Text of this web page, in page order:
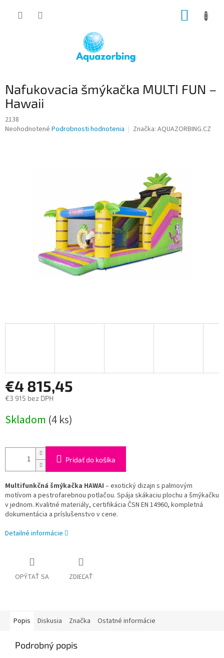
Nafukovacia šmýkačka MULTI FUN –
Hawaii
2138
Priemerné
Neohodnotené Podrobnosti hodnotenia Značka: AQUAZORBING.CZ
€4 815,45
€3 915 bez DPH
cena:
Skladom (4 ks)
Pridať do košíka
Multifunkčná šmýkačka HAWAI – exotický dizajn s palmovým
motívom a pestrofarebnou potlačou. Spája skákaciu plochu a šmýkačku
v jednom. Kvalitné materiály, certifikácia ČSN EN 14960, kompletná
dokumentácia a príslušenstvo v cene.
Detailné informácie
OPÝTAŤ SA ZDIEĽAŤ
Popis Diskusia Značka Ostatné informácie
Podrobný popis